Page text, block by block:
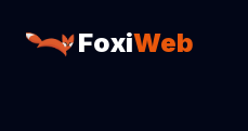
FoxiWeb